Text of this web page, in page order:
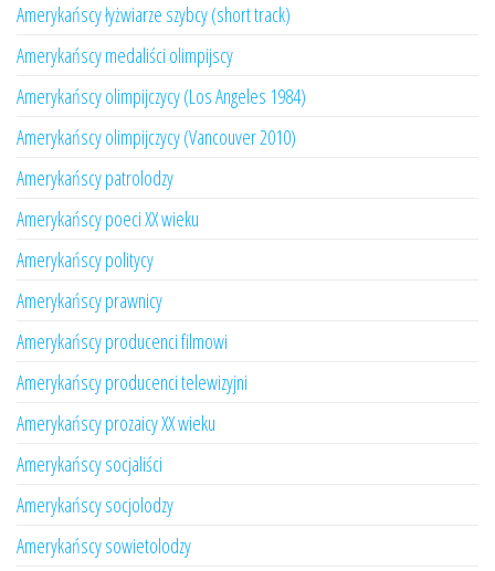
Amerykańscy łyżwiarze szybcy (short track)
Amerykańscy medaliści olimpijscy
Amerykańscy olimpijczycy (Los Angeles 1984)
Amerykańscy olimpijczycy (Vancouver 2010)
Amerykańscy patrolodzy
Amerykańscy poeci XX wieku
Amerykańscy politycy
Amerykańscy prawnicy
Amerykańscy producenci filmowi
Amerykańscy producenci telewizyjni
Amerykańscy prozaicy XX wieku
Amerykańscy socjaliści
Amerykańscy socjolodzy
Amerykańscy sowietolodzy